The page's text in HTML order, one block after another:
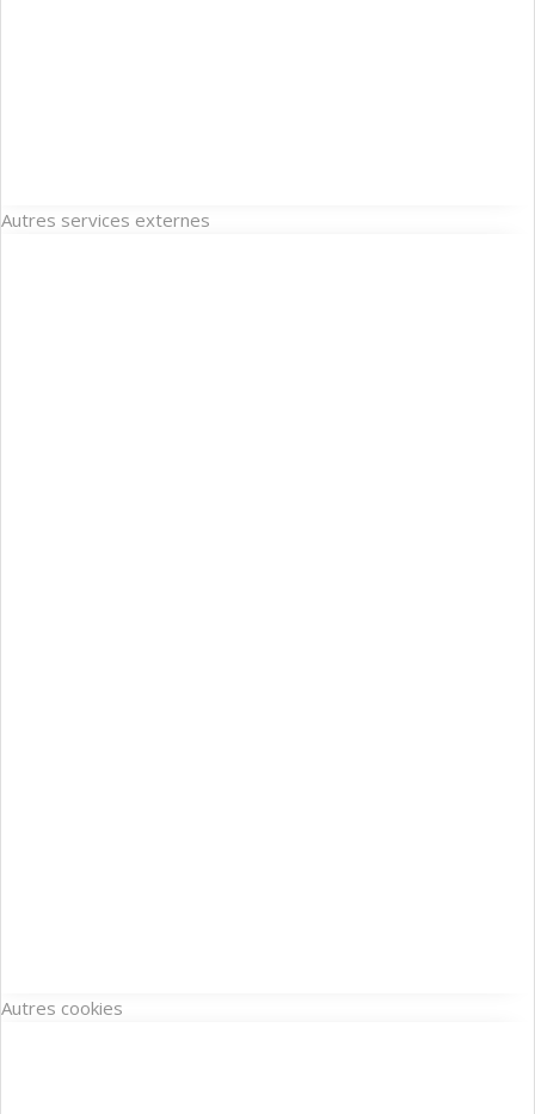
Autres services externes
Autres cookies